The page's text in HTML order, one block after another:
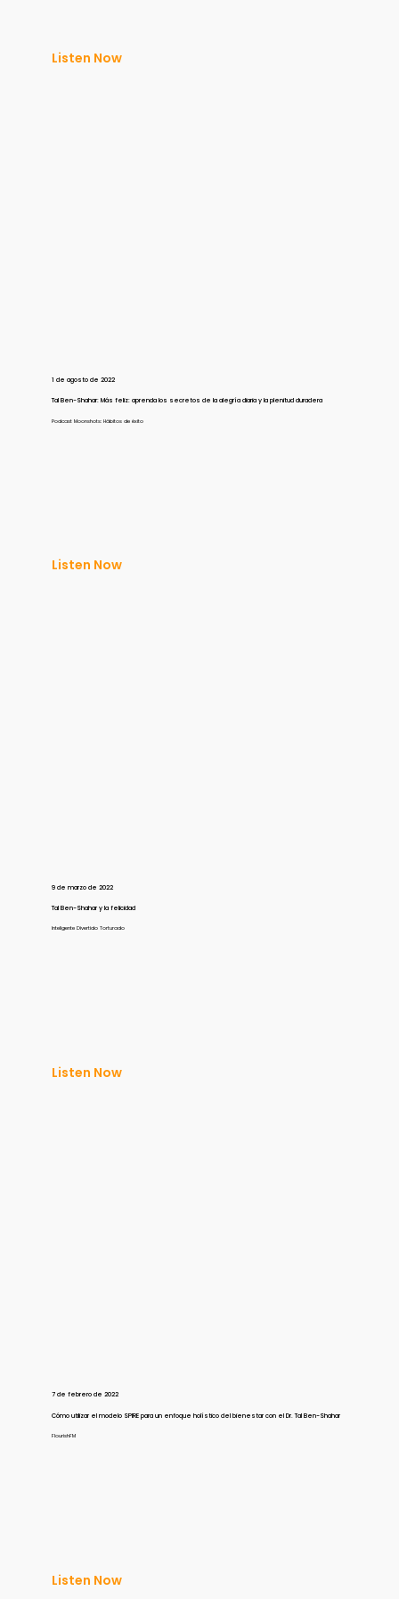
Listen Now
1 de agosto de 2022
Tal Ben-Shahar: Más feliz: aprenda los secretos de la alegría diaria y la plenitud duradera
Podcast Moonshots: Hábitos de éxito
Listen Now
9 de marzo de 2022
Tal Ben-Shahar y la felicidad
Inteligente Divertido Torturado
Listen Now
7 de febrero de 2022
Cómo utilizar el modelo SPIRE para un enfoque holístico del bienestar con el Dr. Tal Ben-Shahar
FlourishFM
Listen Now